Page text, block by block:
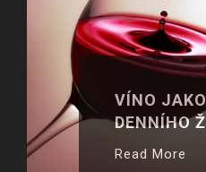
VÍNO
DENNÍHO
Read More